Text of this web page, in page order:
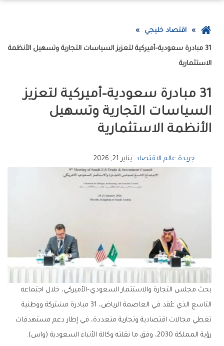
عودة
اقتصاد خليجي
31 مبادرة سعودية–أميركية لتعزيز السياسات التجارية وتسهيل الأنظمة
الاستثمارية
31 مبادرة سعودية–أميركية لتعزيز
السياسات التجارية وتسهيل
الأنظمة الاستثمارية
جريدة عالم الاقتصاد يناير 21, 2026
بحث مجلس التجارة والاستثمار السعودي–الأميركي، خلال اجتماعه
التاسع الذي عُقد في العاصمة الرياض، 31 مبادرة مشتركة ووطنية
تغطي مجالات اقتصادية وتجارية متعددة، في إطار دعم مستهدفات
رؤية المملكة 2030، وفق ما نقلته وكالة الأنباء السعودية (واس).